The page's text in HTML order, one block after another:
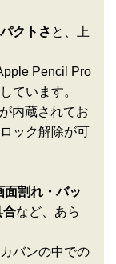
クトさ と、上
Pencil Pro
ています。
内蔵されてお
ック解除が可
割れ・バッ
合など、あら
バンの中での